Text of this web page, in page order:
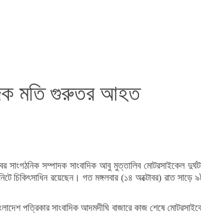
মতি গুরুতর আহত
সাংগঠনিক সম্পাদক সাংবাদিক আবু মুত্তালিব মোটরসাইকেল
চিকিৎসাধিন রয়েছেন। গত মঙ্গলবার (১৪ অক্টোবর) রাত
পত্রিকার সাংবাদিক আদমদীঘি বাজারে কাজ শেষে